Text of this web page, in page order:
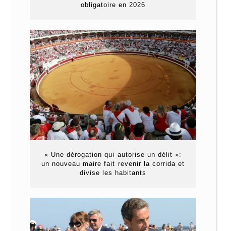
obligatoire en 2026
« Une dérogation qui autorise un délit »:
un nouveau maire fait revenir la corrida et
divise les habitants